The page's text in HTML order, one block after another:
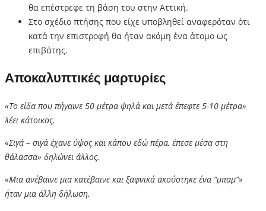
θα επέστρεφε τη βάση του στην Αττική.
Στο σχέδιο πτήσης που είχε υποβληθεί αναφερόταν ότι
κατά την επιστροφή θα ήταν ακόμη ένα άτομο ως
επιβάτης.
Αποκαλυπτικές μαρτυρίες
«Το είδα που πήγαινε 50 μέτρα ψηλά και μετά έπεφτε 5-10 μέτρα»
λέει κάτοικος.
«Σιγά – σιγά έχανε ύψος και κάπου εδώ πέρα, έπεσε μέσα στη
θάλασσα» δηλώνει άλλος.
«Μια ανέβαινε μια κατέβαινε και ξαφνικά ακούστηκε ένα “μπαμ”»
ήταν μια άλλη δήλωση.